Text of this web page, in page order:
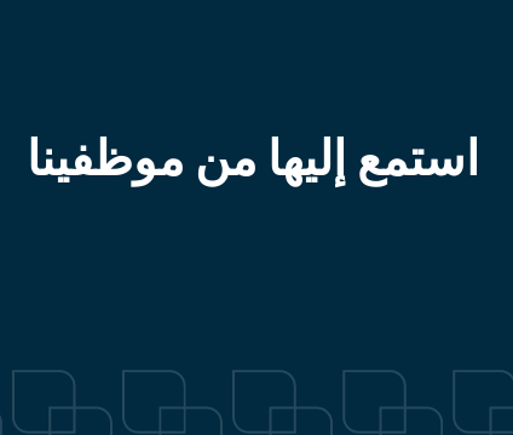
استمع إليها من موظفينا